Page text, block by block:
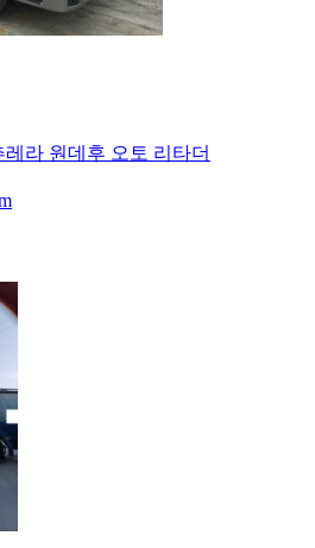
라 원데후 오토 리타더